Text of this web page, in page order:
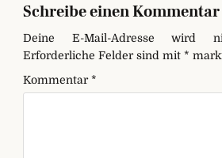
Schreibe einen Kommentar
Deine E-Mail-Adresse wird
Erforderliche Felder sind mit *
Kommentar *